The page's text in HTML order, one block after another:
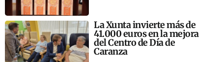
La Xunta invierte más de
41.000 euros en la mejora
del Centro de Día de
Caranza